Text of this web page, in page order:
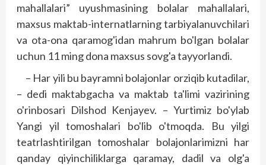
mahallalari” uyushmasining bolalar mahallalari,
maxsus maktab-internatlarning tarbiyalanuvchilari
va ota-ona qaramog'idan mahrum bo'lgan bolalar
uchun 11 ming dona maxsus sovg'a tayyorlandi.
– Har yili bu bayramni bolajonlar orziqib kutadilar,
– dedi maktabgacha va maktab ta'limi vazirining
o'rinbosari Dilshod Kenjayev. – Yurtimiz bo'ylab
Yangi yil tomoshalari bo'lib o'tmoqda. Bu yilgi
teatrlashtirilgan tomoshalar bolajonlarimizni har
qanday qi­yinchiliklarga qaramay, dadil va olg'a